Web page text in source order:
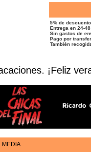
5% de
Entrega en 24-
Sin gastos de
Pago por
También
¡Feliz
MEDIA